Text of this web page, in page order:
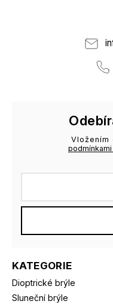
KATEGORIE
Dioptrické brýle
Sluneční brýle
Vložením